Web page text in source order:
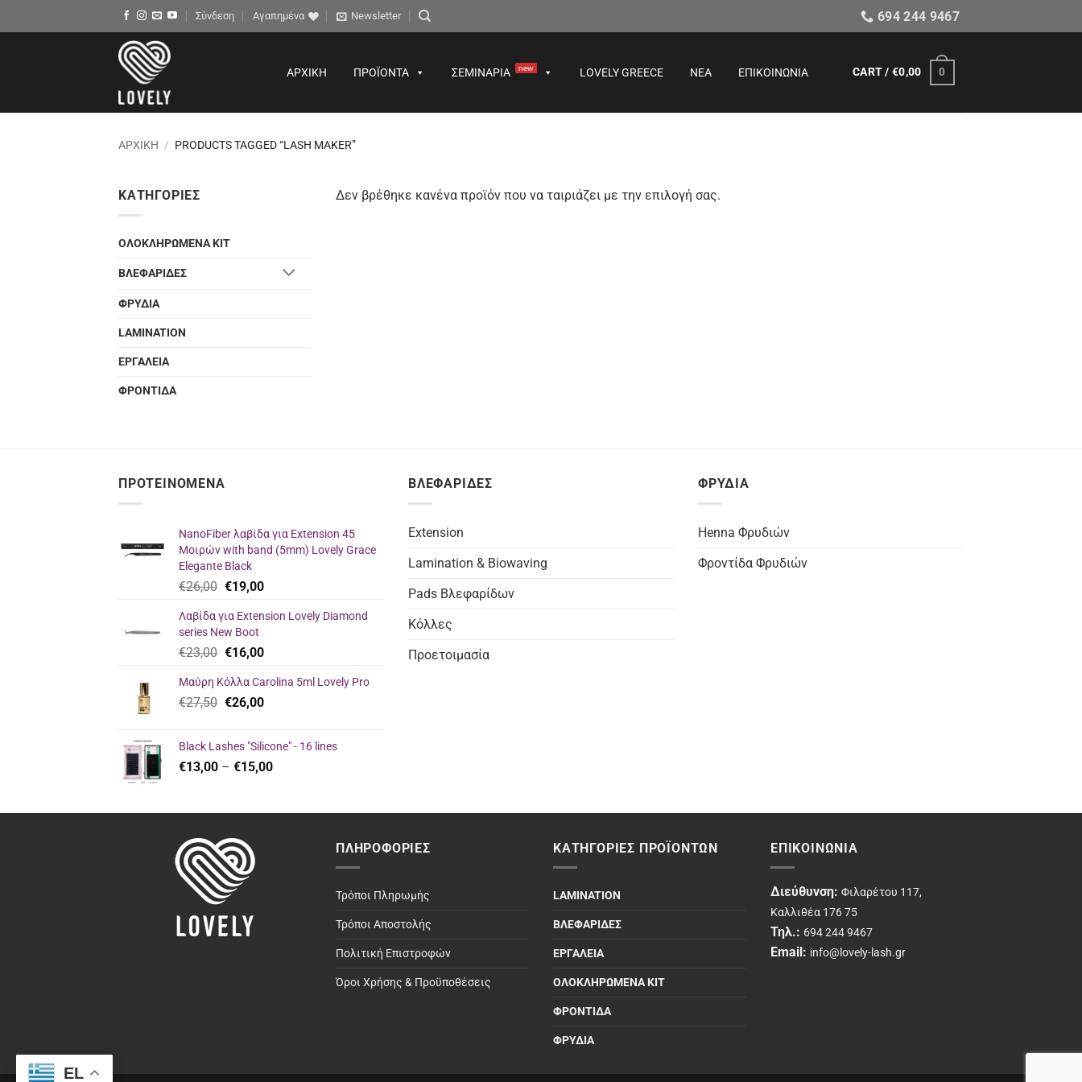
στο
Σύνδεση Αγαπημένα Newsletter 694 244 9467
ΑΡΧΙΚΉ ΠΡΟΪΌΝΤΑ ΣΕΜΙΝΆΡΙΑ new LOVELY GREECE ΝΈΑ ΕΠΙΚΟΙΝΩΝΊΑ CART /€0,00 0
ΑΡΧΙΚΉ / PRODUCTS TAGGED “LASH MAKER”
ΚΑΤΗΓΟΡΊΕΣ
ΟΛΟΚΛΗΡΩΜΕΝΑ ΚΙΤ
ΒΛΕΦΑΡΙΔΕΣ
ΦΡΥΔΙΑ
LAMINATION
ΕΡΓΑΛΕΙΑ
ΦΡΟΝΤΙΔΑ
Δεν βρέθηκε κανένα προϊόν που να ταιριάζει με την επιλογή σας.
ΠΡΟΤΕΙΝΌΜΕΝΑ
NanoFiber λαβίδα για Extension 45
Μοιρών with band (5mm) Lovely Grace
Elegante Black
€26,00 Original
was:
€26,00.
€19,00Η
τιμή
€19,00.
Λαβίδα για Extension Lovely Diamond
series New Boot
€23,00 Original
was:
€23,00.
€16,00Η
τιμή
είναι:
Μαύρη Κόλλα Carolina 5ml Lovely Pro
€27,50 Original
€27,50.
€26,00Η
είναι:
€26,00.
Black Lashes "Silicone" - 16 lines
€13,00 – €15,00Price
through
ΒΛΕΦΑΡΙΔΕΣ
Extension
Lamination & Biowaving
Pads Βλεφαρίδων
Κόλλες
Προετοιμασία
ΦΡΥΔΙΑ
Henna Φρυδιών
Φροντίδα Φρυδιών
ΠΛΗΡΟΦΟΡΊΕΣ
Τρόποι Πληρωμής
Τρόποι Αποστολής
Πολιτική Επιστροφών
Όροι Χρήσης & Προϋποθέσεις
ΚΑΤΗΓΟΡΊΕΣ ΠΡΟΪΌΝΤΩΝ
LAMINATION
ΒΛΕΦΑΡΙΔΕΣ
ΕΡΓΑΛΕΙΑ
ΟΛΟΚΛΗΡΩΜΕΝΑ ΚΙΤ
ΦΡΟΝΤΙΔΑ
ΦΡΥΔΙΑ
ΕΠΙΚΟΙΝΩΝΊΑ
Διεύθυνση: Φιλαρέτου 117,
Καλλιθέα 176 75
Τηλ.: 694 244 9467
Email: info@lovely-lash.gr
EL